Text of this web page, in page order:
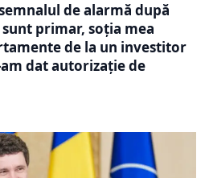
de alarmă după
sunt primar, soția mea
de la un investitor
dat autorizație de